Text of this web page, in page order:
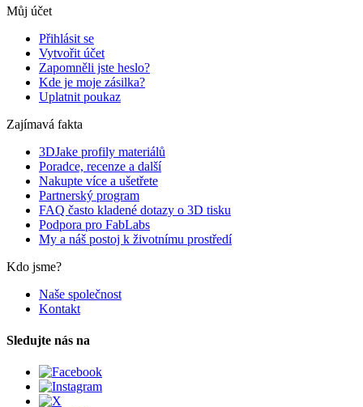
Můj účet
Přihlásit se
Vytvořit účet
Zapomněli jste heslo?
Kde je moje zásilka?
Uplatnit poukaz
Zajímavá fakta
3DJake profily materiálů
Poradce, recenze a další
Nakupte více a ušetřete
Partnerský program
FAQ často kladené dotazy o 3D tisku
Podpora pro FabLabs
My a náš postoj k životnímu prostředí
Kdo jsme?
Naše společnost
Kontakt
Sledujte nás na